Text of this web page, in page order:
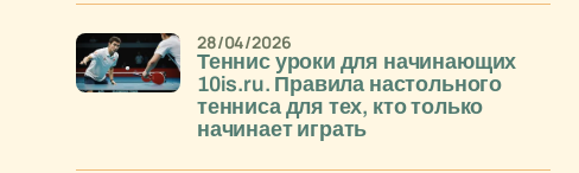
Теннис уроки для начинающих
10is.ru. Правила настольного
тенниса для тех, кто только
начинает играть
28/04/2026